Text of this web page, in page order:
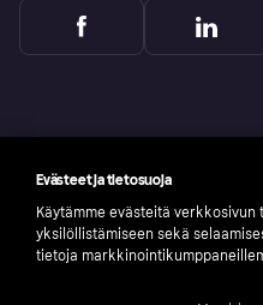
Evästeet ja tietosuoja
Käytämme evästeitä verkkosivun
yksilöllistämiseen sekä
tietoja